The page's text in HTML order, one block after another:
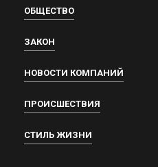
ОБЩЕСТВО
ЗАКОН
НОВОСТИ КОМПАНИЙ
ПРОИСШЕСТВИЯ
СТИЛЬ ЖИЗНИ